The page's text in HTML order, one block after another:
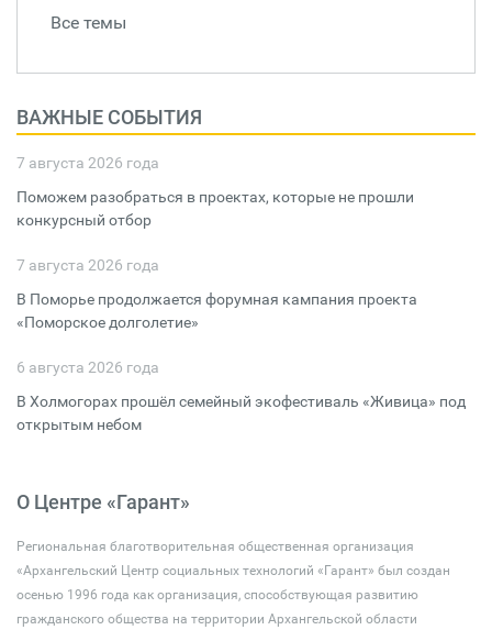
Все темы
ВАЖНЫЕ СОБЫТИЯ
7 августа 2026 года
Поможем разобраться в проектах, которые не прошли
конкурсный отбор
7 августа 2026 года
В Поморье продолжается форумная кампания проекта
«Поморское долголетие»
6 августа 2026 года
В Холмогорах прошёл семейный экофестиваль «Живица» под
открытым небом
О Центре «Гарант»
Региональная благотворительная общественная организация
«Архангельский Центр социальных технологий «Гарант» был создан
осенью 1996 года как организация, способствующая развитию
гражданского общества на территории Архангельской области